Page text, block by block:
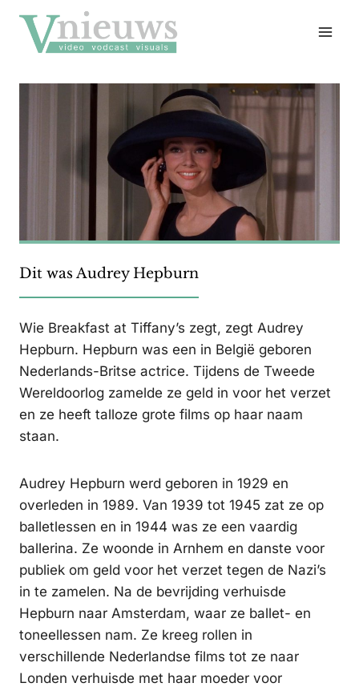
naar
inhoud
Dit was Audrey Hepburn
Wie Breakfast at Tiffany’s zegt, zegt Audrey
Hepburn. Hepburn was een in België geboren
Nederlands-Britse actrice. Tijdens de Tweede
Wereldoorlog zamelde ze geld in voor het verzet
en ze heeft talloze grote films op haar naam
staan.
Audrey Hepburn werd geboren in 1929 en
overleden in 1989. Van 1939 tot 1945 zat ze op
balletlessen en in 1944 was ze een vaardig
ballerina. Ze woonde in Arnhem en danste voor
publiek om geld voor het verzet tegen de Nazi’s
in te zamelen. Na de bevrijding verhuisde
Hepburn naar Amsterdam, waar ze ballet- en
toneellessen nam. Ze kreeg rollen in
verschillende Nederlandse films tot ze naar
Londen verhuisde met haar moeder voor